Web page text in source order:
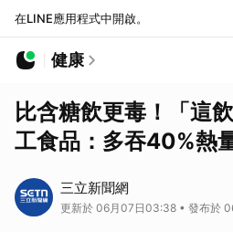
在LINE應用程式中開啟。
健康
比含糖飲更毒！「這
工食品：多吞40%熱
三立新聞網
更新於 06月07日03:38 • 發布於